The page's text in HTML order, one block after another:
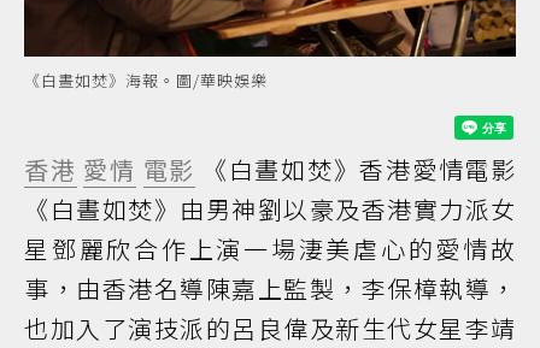
《白晝如焚》海報。圖/華映娛樂
香港 愛情 電影
《白晝如焚》香港愛情電影
《白晝如焚》由男神劉以豪及香港實力派女
星鄧麗欣合作上演一場淒美虐心的愛情故
事，由香港名導陳嘉上監製，李保樟執導，
也加入了演技派的呂良偉及新生代女星李靖